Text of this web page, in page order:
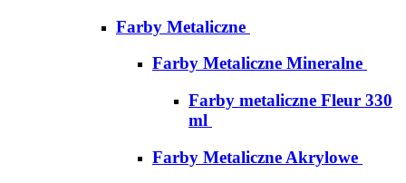
Farby Metaliczne
Farby Metaliczne Mineralne
Farby metaliczne Fleur 330
ml
Farby Metaliczne Akrylowe